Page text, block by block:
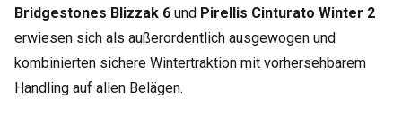
Bridgestones Blizzak 6 und Pirellis Cinturato Winter 2
erwiesen sich als außerordentlich ausgewogen und
kombinierten sichere Wintertraktion mit vorhersehbarem
Handling auf allen Belägen.